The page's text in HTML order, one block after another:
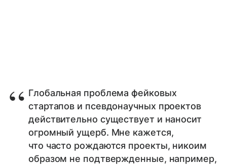
Глобальная проблема фейковых
стартапов и псевдонаучных проектов
действительно существует и наносит
огромный ущерб. Мне кажется,
что часто рождаются проекты, никоим
образом не подтвержденные, например,